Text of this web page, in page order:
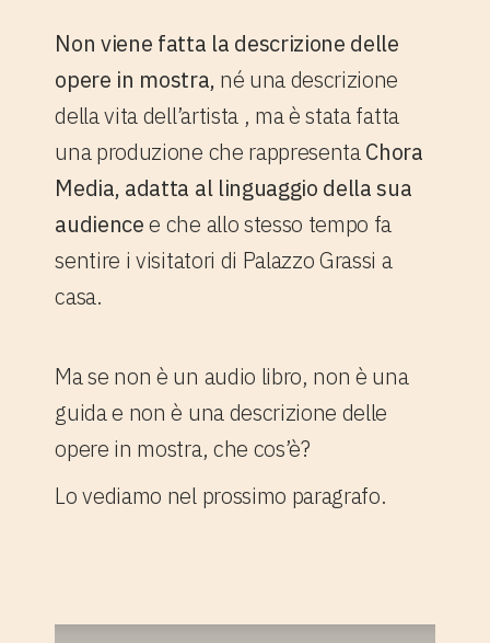
Non viene fatta la descrizione delle
opere in mostra, né una descrizione
della vita dell’artista , ma è stata fatta
una produzione che rappresentaChora
Media, adatta al linguaggio della sua
audiencee che allo stesso tempo fa
sentire i visitatori di Palazzo Grassi a
casa.
Ma se non è un audio libro, non è una
guida e non è una descrizione delle
opere in mostra, che cos’è?
Lo vediamo nel prossimo paragrafo.